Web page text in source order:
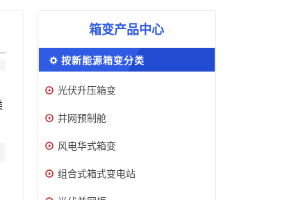
箱变产品中心
按新能源箱变分类
光伏升压箱变
并网预制舱
风电华式箱变
组合式箱式变电站